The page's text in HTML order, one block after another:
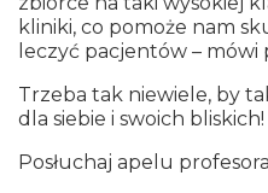
kliniki, co pomoże nam
leczyć pacjentów –
Trzeba tak niewiele, by
dla siebie i swoich bliskich!
Posłuchaj apelu